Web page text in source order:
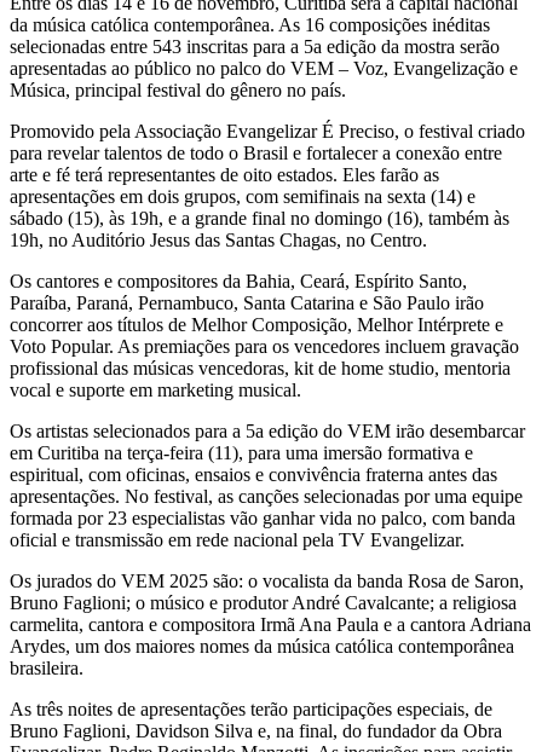
da música católica contemporânea. As 16 composições inéditas
selecionadas entre 543 inscritas para a 5a edição da mostra serão
apresentadas ao público no palco do VEM – Voz, Evangelização e
Música, principal festival do gênero no país.
Promovido pela Associação Evangelizar É Preciso, o festival criado
para revelar talentos de todo o Brasil e fortalecer a conexão entre
arte e fé terá representantes de oito estados. Eles farão as
apresentações em dois grupos, com semifinais na sexta (14) e
sábado (15), às 19h, e a grande final no domingo (16), também às
19h, no Auditório Jesus das Santas Chagas, no Centro.
Os cantores e compositores da Bahia, Ceará, Espírito Santo,
Paraíba, Paraná, Pernambuco, Santa Catarina e São Paulo irão
concorrer aos títulos de Melhor Composição, Melhor Intérprete e
Voto Popular. As premiações para os vencedores incluem gravação
profissional das músicas vencedoras, kit de home studio, mentoria
vocal e suporte em marketing musical.
Os artistas selecionados para a 5a edição do VEM irão desembarcar
em Curitiba na terça-feira (11), para uma imersão formativa e
espiritual, com oficinas, ensaios e convivência fraterna antes das
apresentações. No festival, as canções selecionadas por uma equipe
formada por 23 especialistas vão ganhar vida no palco, com banda
oficial e transmissão em rede nacional pela TV Evangelizar.
Os jurados do VEM 2025 são: o vocalista da banda Rosa de Saron,
Bruno Faglioni; o músico e produtor André Cavalcante; a religiosa
carmelita, cantora e compositora Irmã Ana Paula e a cantora Adriana
Arydes, um dos maiores nomes da música católica contemporânea
brasileira.
As três noites de apresentações terão participações especiais, de
Bruno Faglioni, Davidson Silva e, na final, do fundador da Obra